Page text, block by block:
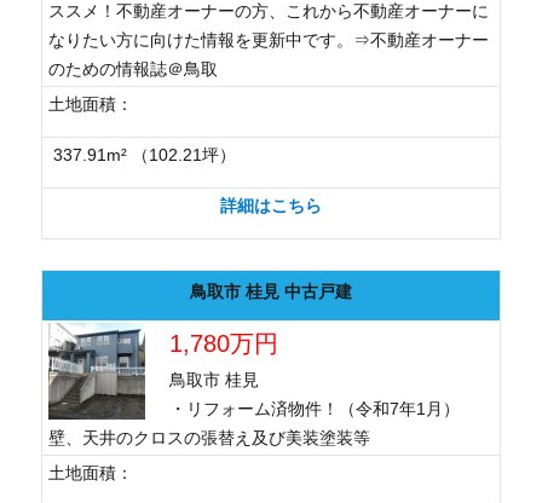
ススメ！不動産オーナーの方、これから不動産オーナーに
なりたい方に向けた情報を更新中です。⇒不動産オーナー
のための情報誌＠鳥取
土地面積：
337.91m² （102.21坪）
詳細はこちら
鳥取市 桂見 中古戸建
1,780万円
鳥取市 桂見
・リフォーム済物件！（令和7年1月）
壁、天井のクロスの張替え及び美装塗装等
土地面積：